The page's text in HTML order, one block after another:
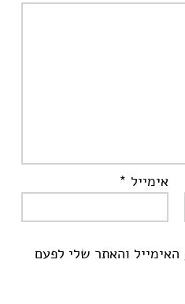
אימייל *
והאתר שלי לפעם